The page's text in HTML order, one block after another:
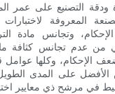
ودقة التصنيع على عمر
المعروفة
الإحكام، وتجانس مادة
من عدم تجانس كثافة
ضعف الإحكام، وكلها
على المدى